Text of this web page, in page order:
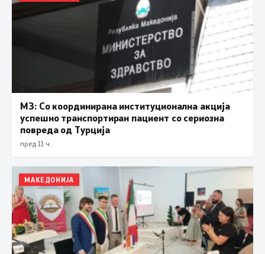
МЗ: Со координирана институционална акција
успешно транспортиран пациент со сериозна
повреда од Турција
пред 11 ч.
МАКЕДОНИЈА